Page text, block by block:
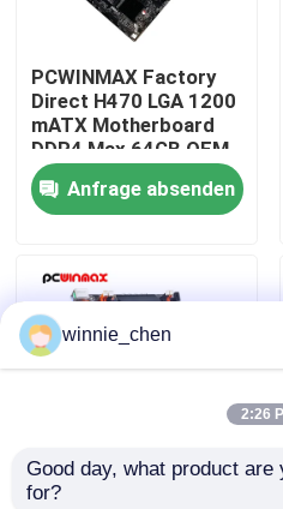
Über uns
Fabrik-Ausflug
Qualitätskontrolle
Treten Sie mit uns in
Fordern Sie ein Zitat
Gaming-Grafikkarten
Mining-Grafikkarte
PCWINMAX Factory
Direct H470 LGA 1200
mATX Motherboard
DDR4 Max 64GB OEM
ODM Unterstützung
10. 11. Generation
CPU Großhandel
Anfrage absenden
Motherboard
winnie_chen
2:26
Good day, what product are
for?